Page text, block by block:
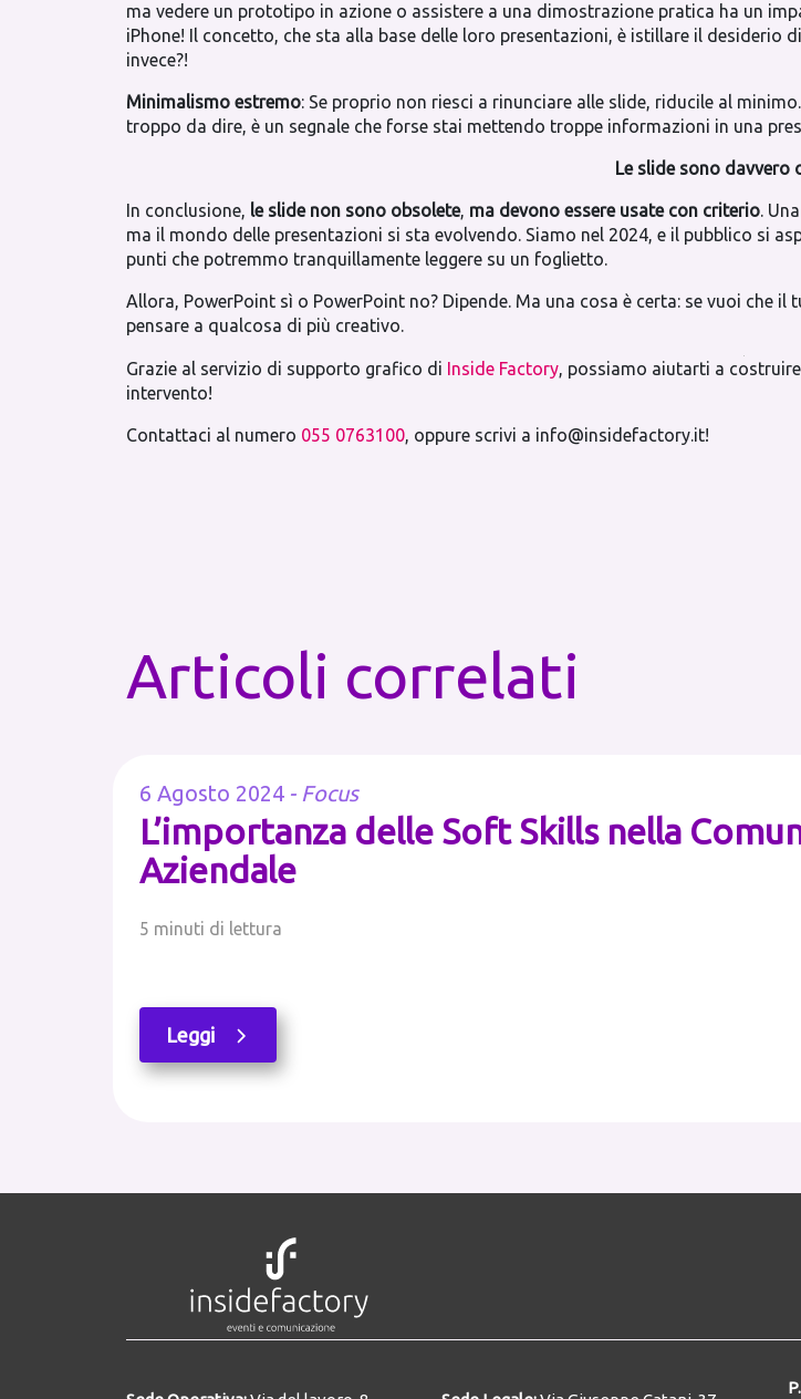
ma vedere un prototipo in azione o assistere a una dimostrazione pratica ha un
iPhone! Il concetto, che sta alla base delle loro presentazioni, è istillare il desiderio
invece?!
Minimalismo estremo: Se proprio non riesci a rinunciare alle slide, riducile al
troppo da dire, è un segnale che forse stai mettendo troppe informazioni in una
Le slide sono davvero
In conclusione, le slide non sono obsolete, ma devono essere usate con criterio.
ma il mondo delle presentazioni si sta evolvendo. Siamo nel 2024, e il pubblico si
punti che potremmo tranquillamente leggere su un foglietto.
Allora, PowerPoint sì o PowerPoint no? Dipende. Ma una cosa è certa: se vuoi che
pensare a qualcosa di più creativo.
Grazie al servizio di supporto grafico di Inside Factory, possiamo aiutarti a
intervento!
Contattaci al numero 055 0763100, oppure scrivi a info@insidefactory.it!
Articoli correlati
6 Agosto 2024 - Focus
L’importanza delle Soft Skills nella
Aziendale
5 minuti di lettura
Leggi